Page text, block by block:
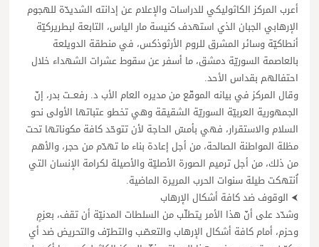
أعرب المركز الكاثوليكي للدراسات والإعلام عن إدانته الشديدّة للهجوم
الإرهابي الجبان الذي استهدف كنيسة مار الياس، التابعة لبطريركيّة
أنطاكيّة وسائر المشرق للروم الأرثوذكس، في منطقة الدويلعة
بالعاصمة السوريّة دمشق، ما أسفر عن سقوط عشرات الشهداء خلال
احتفالهم بقداس الأحد.
وقال المركز في بيانه الموقّع من مديره العام الأب د. رفعــت بدر، إنّ
الجمهورية العربيّة السوريّة الشقيقة وهي تخطو عتباتها الأولى نحو
السلام والاستقرار، فهي بأمسّ الحاجة لأن تتوحّد كافة مكوناتها تحت
مظلة المواطنة الصالحة، من أجل إعادة بناء ما تهدّم من حجر، والأهم
من ذلك، من أجل ترميم الصورة الأصليّة والأصيلة لكرامة الإنسان التي
اُنتهكت طيلة سنوات الحرب المريرة الماضية.
⮜ الوقوف ضد كافة أشكال الإرهاب
وشدّد على أنّ هذا الأمر يتطلّب من السلطات المدنيّة أن تقف، بعزمٍ
وحزم، أمام كافة أشكال الإرهاب والتعصّب والتطرّف والتحريض ضد أي